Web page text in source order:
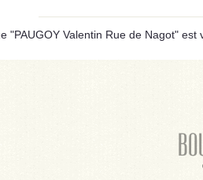
"PAUGOY Valentin Rue de Nagot" est